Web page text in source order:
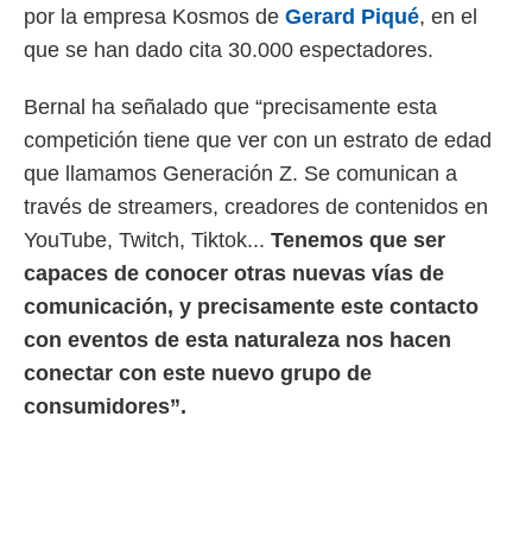
cookies
aceptar
sitio
por la empresa Kosmos de Gerard Piqué, en el
que se han dado cita 30.000 espectadores.
Bernal ha señalado que “precisamente esta
competición tiene que ver con un estrato de edad
que llamamos Generación Z. Se comunican a
través de streamers, creadores de contenidos en
YouTube, Twitch, Tiktok... Tenemos que ser
capaces de conocer otras nuevas vías de
comunicación, y precisamente este contacto
con eventos de esta naturaleza nos hacen
conectar con este nuevo grupo de
consumidores”.